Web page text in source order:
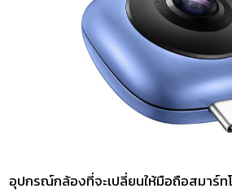
อุปกรณ์กล้องที่จะเปลี่ยนให้มือถือสมาร์